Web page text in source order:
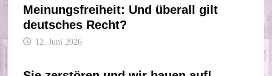
Meinungsfreiheit: Und überall gilt
deutsches Recht?
12. Juni 2026